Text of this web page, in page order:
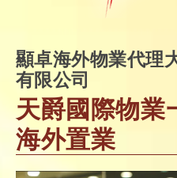
顯卓海外物業代理
有限公司
天爵國際物業
海外置業